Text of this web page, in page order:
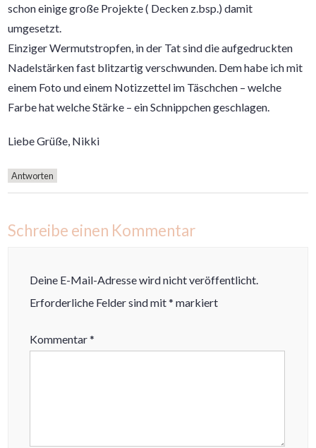
schon einige große Projekte ( Decken z.bsp.) damit
umgesetzt.
Einziger Wermutstropfen, in der Tat sind die aufgedruckten
Nadelstärken fast blitzartig verschwunden. Dem habe ich mit
einem Foto und einem Notizzettel im Täschchen – welche
Farbe hat welche Stärke – ein Schnippchen geschlagen.
Liebe Grüße, Nikki
Antworten
Schreibe einen Kommentar
Deine E-Mail-Adresse wird nicht veröffentlicht.
Erforderliche Felder sind mit* markiert
Kommentar*